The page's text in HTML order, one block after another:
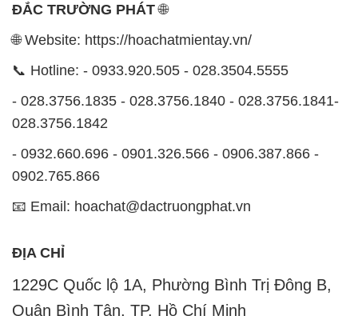
0902.765.866
📧 Email: hoachat@dactruongphat.vn
ĐỊA CHỈ
1229C Quốc lộ 1A, Phường Bình Trị Đông B,
Quận Bình Tân, TP. Hồ Chí Minh
CÔNG TY XNK TM SX HÓA CHẤT ĐẮC TRƯỜNG
PHÁT